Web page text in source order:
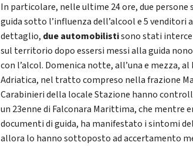
In particolare, nelle ultime 24 ore, due persone
guida sotto l’influenza dell’alcool e 5
dettaglio, due automobilistisono stati
sul territorio dopo essersi messi alla guida
con l’alcol. Domenica notte, all’una e mezza,
Adriatica, nel tratto compreso nella frazione
Carabinieri della locale Stazione hanno
un 23enne di Falconara Marittima, che mentre
documenti di guida, ha manifestato i sintomi
allora lo hanno sottoposto ad accertamento